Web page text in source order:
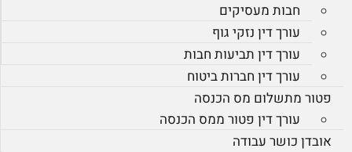
חבות מעסיקים
עורך דין נזקי גוף
עורך דין תביעות חבות
עורך דין חברות ביטוח
פטור מתשלום מס הכנסה
עורך דין פטור ממס הכנסה
אובדן כושר עבודה